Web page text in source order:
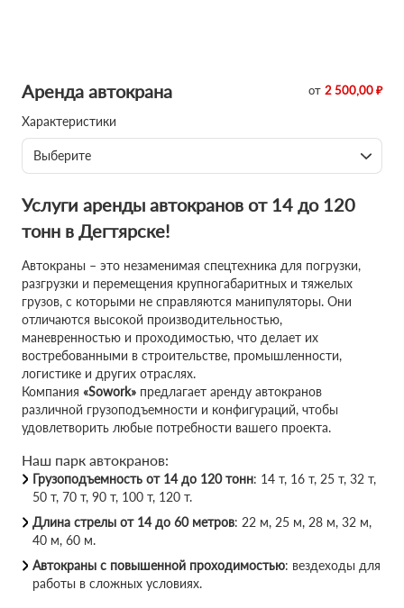
Аренда автокрана от 2 500,00 ₽
Характеристики
Выберите
Услуги аренды автокранов от 14 до 120
тонн в Дегтярске!
Автокраны – это незаменимая спецтехника для погрузки,
разгрузки и перемещения крупногабаритных и тяжелых
грузов, с которыми не справляются манипуляторы. Они
отличаются высокой производительностью,
маневренностью и проходимостью, что делает их
востребованными в строительстве, промышленности,
логистике и других отраслях.
Компания «Sowork» предлагает аренду автокранов
различной грузоподъемности и конфигураций, чтобы
удовлетворить любые потребности вашего проекта.
Наш парк автокранов:
Грузоподъемность от 14 до 120 тонн: 14 т, 16 т, 25 т, 32 т,
50 т, 70 т, 90 т, 100 т, 120 т.
Длина стрелы от 14 до 60 метров: 22 м, 25 м, 28 м, 32 м,
40 м, 60 м.
Автокраны с повышенной проходимостью: вездеходы для
работы в сложных условиях.